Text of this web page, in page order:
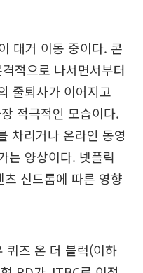
대거 이동 중이다. 콘
적으로 나서면서부터
줄퇴사가 이어지고
적극적인 모습이다.
차리거나 온라인 동영
는 양상이다. 넷플릭
신드롬에 따른 영향
퀴즈 온 더 블럭(이하